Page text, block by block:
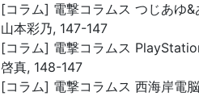
[コラム] 電撃コラムス つじあゆ
山本彩乃, 147-147
[コラム] 電撃コラムス
啓真, 148-147
[コラム] 電撃コラムス 西海岸電